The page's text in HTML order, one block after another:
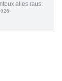
alles raus: